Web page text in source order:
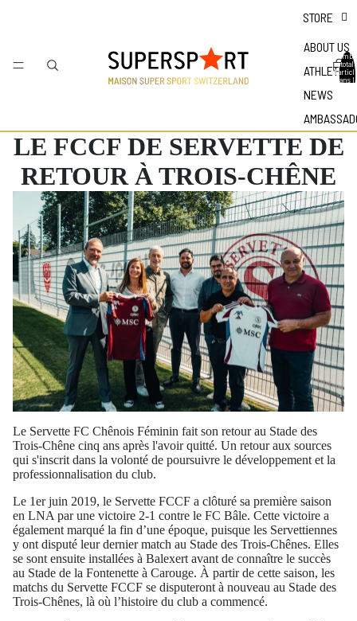
STORE
ABOUT US
ATHLETES
NEWS
total
dans
LE FCCF DE SERVETTE DE
RETOUR À TROIS-CHÊNE
Le Servette FC Chênois Féminin fait son retour au Stade des
Trois-Chêne cinq ans après l'avoir quitté. Un retour aux sources
qui s'inscrit dans la volonté de poursuivre le développement et la
professionnalisation du club.
Le 1er juin 2019, le Servette FCCF a clôturé sa première saison
en LNA par une victoire 2-1 contre le FC Bâle. Cette victoire a
également marqué la fin d’une époque, puisque les Servettiennes
y ont disputé leur dernier match au Stade des Trois-Chênes. Elles
se sont ensuite installées à Balexert avant de connaître le succès
au Stade de la Fontenette à Carouge. À partir de cette saison, les
matchs du Servette FCCF se disputeront à nouveau au Stade des
Trois-Chênes, là où l’histoire du club a commencé.